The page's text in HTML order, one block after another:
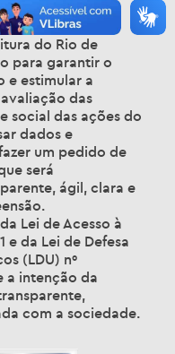
e acesso às
do Rio de
para garantir o
e estimular a
das
social das ações do
dados e
um pedido de
será
ágil, clara e
Lei de Acesso à
e da Lei de Defesa
(LDU) nº
a intenção da
com a sociedade.